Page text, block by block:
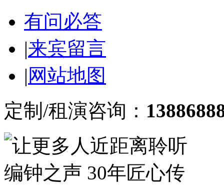
有问必答
|来宾留言
| 网站地图
定制/租演咨询：